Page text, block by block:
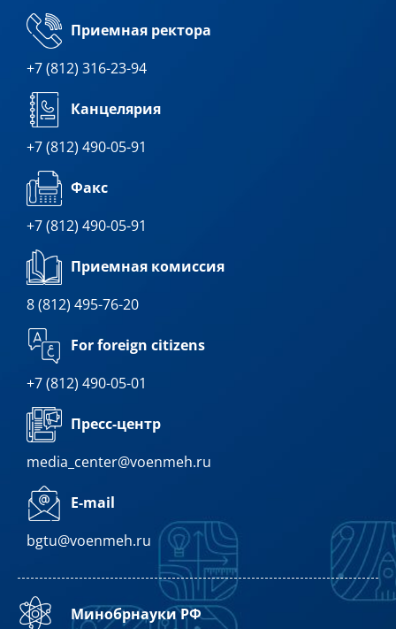
Приемная ректора
+7 (812) 316-23-94
Канцелярия
+7 (812) 490-05-91
Факс
+7 (812) 490-05-91
Приемная комиссия
8 (812) 495-76-20
For foreign citizens
+7 (812) 490-05-01
Пресс-центр
media_center@voenmeh.ru
E-mail
bgtu@voenmeh.ru
Минобрнауки РФ